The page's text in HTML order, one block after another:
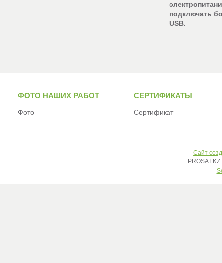
подключать
USB.
ФОТО НАШИХ РАБОТ
Фото
СЕРТИФИКАТЫ
Сертификат
Сайт